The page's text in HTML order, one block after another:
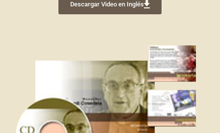
Descargar Video en Inglés